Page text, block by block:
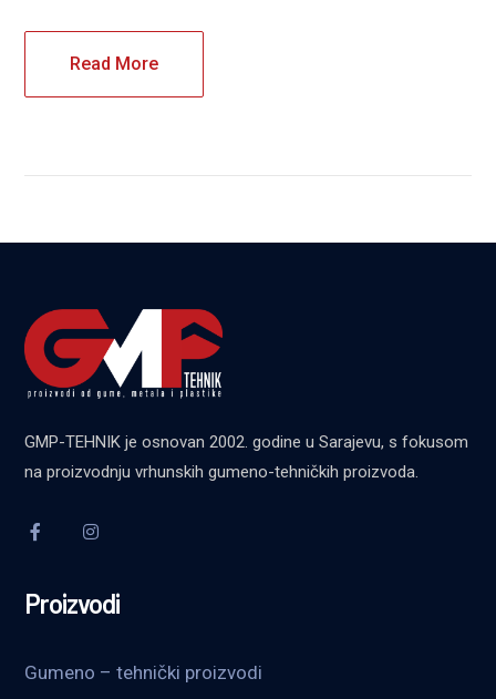
Read More
GMP-TEHNIK je osnovan 2002. godine u Sarajevu, s fokusom
na proizvodnju vrhunskih gumeno-tehničkih proizvoda.
Proizvodi
Gumeno – tehnički proizvodi